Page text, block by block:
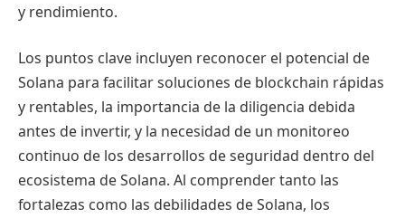
y rendimiento.
Los puntos clave incluyen reconocer el potencial de
Solana para facilitar soluciones de blockchain rápidas
y rentables, la importancia de la diligencia debida
antes de invertir, y la necesidad de un monitoreo
continuo de los desarrollos de seguridad dentro del
ecosistema de Solana. Al comprender tanto las
fortalezas como las debilidades de Solana, los